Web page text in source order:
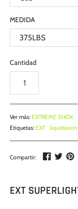
MEDIDA
Cantidad
Ver más: EXTREME SHOX
Etiquetas: EXT liquidacion
Compartir:
EXT